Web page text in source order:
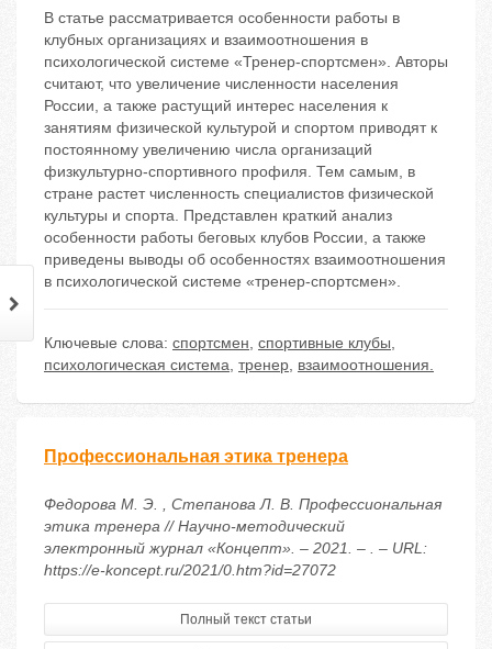
В статье рассматривается особенности работы в
клубных организациях и взаимоотношения в
психологической системе «Тренер-спортсмен». Авторы
считают, что увеличение численности населения
России, а также растущий интерес населения к
занятиям физической культурой и спортом приводят к
постоянному увеличению числа организаций
физкультурно-спортивного профиля. Тем самым, в
стране растет численность специалистов физической
культуры и спорта. Представлен краткий анализ
особенности работы беговых клубов России, а также
приведены выводы об особенностях взаимоотношения
в психологической системе «тренер-спортсмен».
Ключевые слова: спортсмен, спортивные клубы,
психологическая система, тренер, взаимоотношения.
Профессиональная этика тренера
Федорова М. Э. , Степанова Л. В. Профессиональная
этика тренера // Научно-методический
электронный журнал «Концепт». – 2021. – . – URL:
https://e-koncept.ru/2021/0.htm?id=27072
Полный текст статьи